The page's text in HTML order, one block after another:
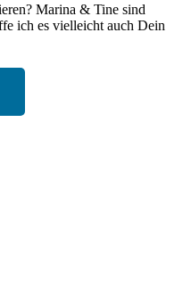
Marina & Tine sind
ich es vielleicht auch Dein